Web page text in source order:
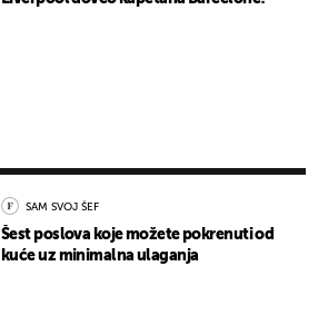
SAM SVOJ ŠEF
Šest poslova koje možete pokrenuti od
kuće uz minimalna ulaganja